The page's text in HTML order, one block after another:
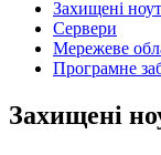
Захищені
Сервери
Мережеве
Програмне
Захищені